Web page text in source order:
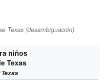
Texas (desambiguación).
niños
Texas